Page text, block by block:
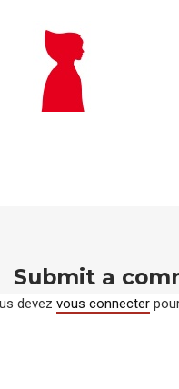
Submit a
devez vous connecter